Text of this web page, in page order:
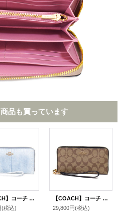
品も買っています
【COACH】コーチ 長財布 デニム レザー ロゴ リストレット ロング ジップ アラウンド 長財布 ライトインディゴ（日本未発売）
(税込)
【COACH】コーチ コーティングキャンバス スムースレザー シグネチャー リストレット ロング ジップ アラウンド 長財布 カーキ×ブラック（日本未発売）
29,800円(税込)